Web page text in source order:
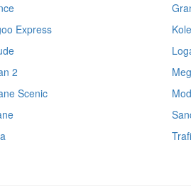
Express
2
Scenic